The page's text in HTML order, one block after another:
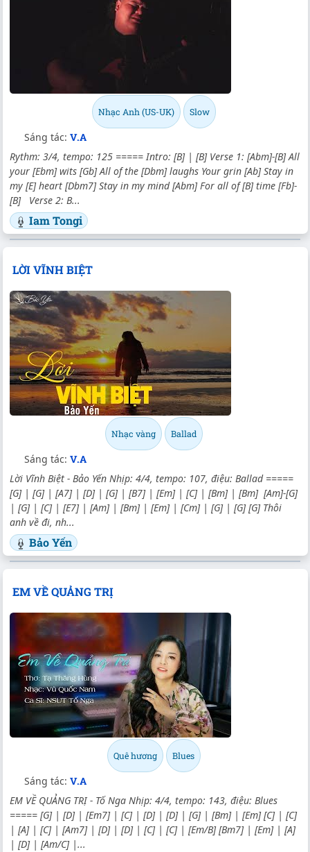
Nhạc Anh (US-UK) Slow
Sáng tác: V.A
Rythm: 3/4, tempo: 125 ===== Intro: [B] | [B] Verse 1: [Abm]-[B] All
your [Ebm] wits [Gb] All of the [Dbm] laughs Your grin [Ab] Stay in
my [E] heart [Dbm7] Stay in my mind [Abm] For all of [B] time [Fb]-
[B] Verse 2: B...
Iam Tongi
LỜI VĨNH BIỆT
Nhạc vàng Ballad
Sáng tác: V.A
Lời Vĩnh Biệt - Bảo Yến Nhịp: 4/4, tempo: 107, điệu: Ballad =====
[G] | [G] | [A7] | [D] | [G] | [B7] | [Em] | [C] | [Bm] | [Bm] [Am]-[G]
| [G] | [C] | [E7] | [Am] | [Bm] | [Em] | [Cm] | [G] | [G] [G] Thôi
anh về đi, nh...
Bảo Yến
EM VỀ QUẢNG TRỊ
Quê hương Blues
Sáng tác: V.A
EM VỀ QUẢNG TRỊ - Tố Nga Nhịp: 4/4, tempo: 143, điệu: Blues
===== [G] | [D] | [Em7] | [C] | [D] | [D] | [G] | [Bm] | [Em] [C] | [C]
| [A] | [C] | [Am7] | [D] | [D] | [C] | [C] | [Em/B] [Bm7] | [Em] | [A]
| [D] | [Am/C] |...